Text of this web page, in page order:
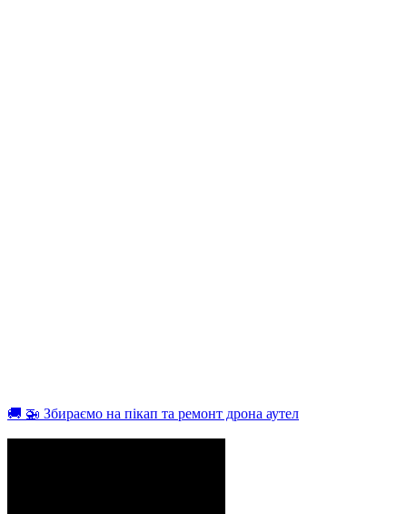
🚚 🚁 Збираємо на пікап та ремонт дрона аутел